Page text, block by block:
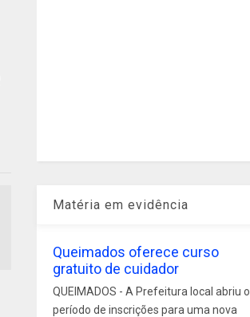
Matéria em evidência
Queimados oferece curso
gratuito de cuidador
QUEIMADOS - A Prefeitura local abriu o
período de inscrições para uma nova